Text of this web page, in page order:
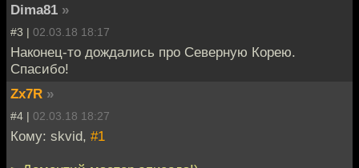
Dima81 »
#3 | 02.03.18 18:17
Наконец-то дождались про Северную Корею.
Спасибо!
Zx7R »
#4 | 02.03.18 18:27
Кому: skvid, #1